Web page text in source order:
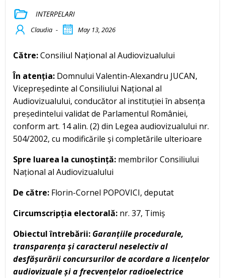
INTERPELARI
Claudia - May 13, 2026
Către:Consiliul Național al Audiovizualului
În atenția: Domnului Valentin-Alexandru JUCAN,
Vicepreședinte al Consiliului Național al
Audiovizualului, conducător al instituției în absența
președintelui validat de Parlamentul României,
conform art. 14 alin. (2) din Legea audiovizualului nr.
504/2002, cu modificările și completările ulterioare
Spre luarea la cunoștință: membrilor Consiliului
Național al Audiovizualului
De către: Florin-Cornel POPOVICI, deputat
Circumscripția electorală: nr. 37, Timiș
Obiectul întrebării: Garanțiile procedurale,
transparența și caracterul neselectiv al
desfășurării concursurilor de acordare a licențelor
audiovizuale și a frecvențelor radioelectrice